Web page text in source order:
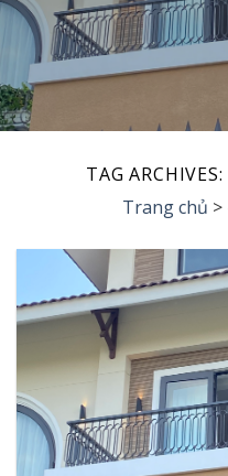
TAG ARCHIVES:
Trang chủ >